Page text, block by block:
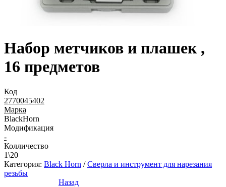
Набор метчиков и плашек ,
16 предметов
Код
2770045402
Марка
BlackHorn
Модификация
-
Колличество
1\20
Категория: Black Horn /Сверла и инструмент для нарезания
резьбы
Назад